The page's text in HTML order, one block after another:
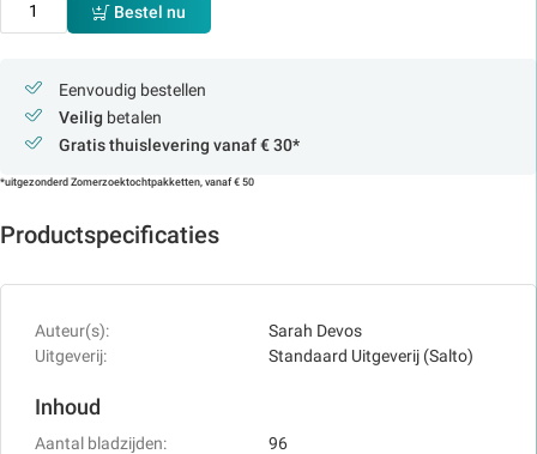
Bestel nu
Eenvoudig bestellen
Veilig betalen
Gratis thuislevering vanaf € 30*
*uitgezonderd Zomerzoektochtpakketten, vanaf € 50
Productspecificaties
Auteur(s):
Sarah Devos
Uitgeverij:
Standaard Uitgeverij (Salto)
Inhoud
Aantal bladzijden:
96